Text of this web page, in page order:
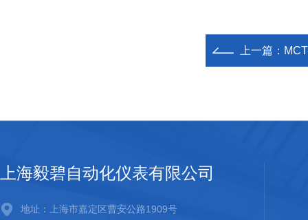
上一篇：
上海毅碧自动化仪表有限公司
地址：上海市嘉定区曹安公路1909号